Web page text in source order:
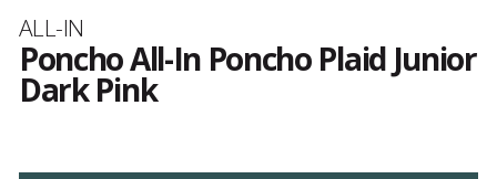
Marque
ALL-IN
Poncho All-In Poncho Plaid Junior
Dark Pink